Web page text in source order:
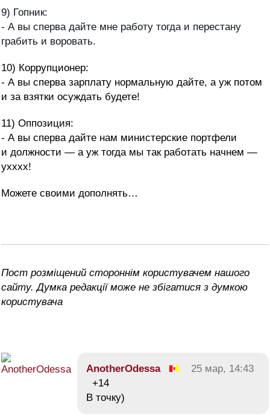
9) Гопник:
- А вы сперва дайте мне работу тогда и перестану
грабить и воровать.
10) Коррупционер:
- А вы сперва зарплату нормальную дайте, а уж потом
и за взятки осуждать будете!
11) Оппозиция:
- А вы сперва дайте нам министерские портфели
и должности — а уж тогда мы так работать начнем —
ухххх!
Можете своими дополнять…
Пост розміщений стороннім користувачем нашого
сайту. Думка редакції може не збігатися з думкою
користувача
AnotherOdessa
25 мар, 14:43
+14
В точку)